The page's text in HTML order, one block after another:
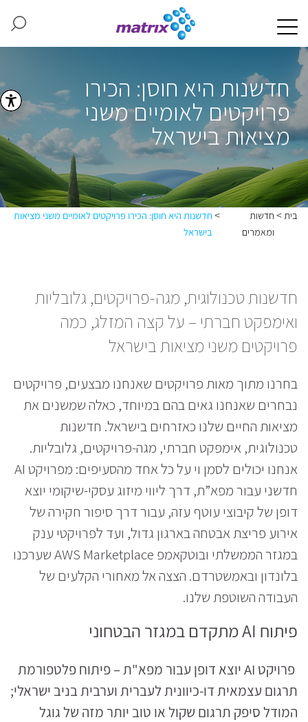
חדשנות היא חוסן: הכירו
פרויקטים לאומיים משני
מציאות בישראל
בית> חדשות
ומאמרים
>חדשנות היא חוסן: הכירו פרויקטים לאומיים משני מציאות
בישראל
חדשנות טכנולוגית, מגה-פרויקטים, גלובליות
ואימפקט חברתי – על קצה המזלג, כמה
פרויקטים משני מציאות בישראל
בחרנו מתוך מאות פרויקטים שאנחנו מבצעים, פרויקטים
נבחרים שאנחנו גאים בהם במיוחד, כאלה שמשנים את
מציאות החיים שלנו כאזרחים בישראל. חדשנות
טכנולוגית, אימפקט חברתי, מגה-פרויקטים, גלובליות.
אנחנו יכולים לסמן וי על כל אחד מהסעיפים: מפרויקט AI
חדשני עבור מפא”ת, דרך ליווי מיזוג עסקי-שיקומי יוצא
דופן של קיבוצי עוטף עזה, עבור דרך סיפור חקירה של
אירוע פריצת אבטחה בארגון גדול, ועד לפרויקטי ענק
במגזר הממשלתי ובוטקאמפ AWS Marketplace שערכנו
בלונדון ובאמשטרדם. הצצה אל מאחורי הקלעים של
העבודה השוטפת שלנו.
פיתוח AIמתקדם במגזר הבטחוני
פרויקט AIיוצא דופן עבור מפא"ת – פיתוח פלטפורמת
תרגום עצמאית דו-כיוונית לעברית וערבית בניב ישראלי;
המודל סיפק תרגום שקול או טוב יותר מזה של גוגל